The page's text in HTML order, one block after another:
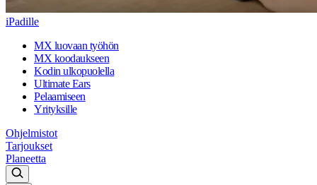
iPadille
MX luovaan työhön
MX koodaukseen
Kodin ulkopuolella
Ultimate Ears
Pelaamiseen
Yrityksille
Ohjelmistot
Tarjoukset
Planeetta